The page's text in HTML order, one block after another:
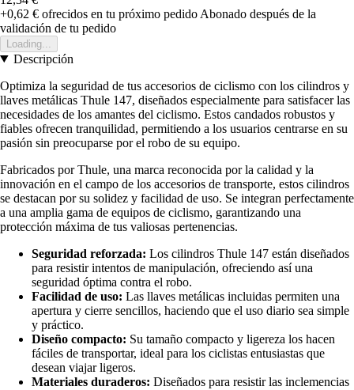
+0,62 € ofrecidos en tu próximo pedido Abonado después de la
validación de tu pedido
Loading...
Descripción
Optimiza la seguridad de tus accesorios de ciclismo con los cilindros y
llaves metálicas Thule 147, diseñados especialmente para satisfacer las
necesidades de los amantes del ciclismo. Estos candados robustos y
fiables ofrecen tranquilidad, permitiendo a los usuarios centrarse en su
pasión sin preocuparse por el robo de su equipo.
Fabricados por Thule, una marca reconocida por la calidad y la
innovación en el campo de los accesorios de transporte, estos cilindros
se destacan por su solidez y facilidad de uso. Se integran perfectamente
a una amplia gama de equipos de ciclismo, garantizando una
protección máxima de tus valiosas pertenencias.
Seguridad reforzada: Los cilindros Thule 147 están diseñados
para resistir intentos de manipulación, ofreciendo así una
seguridad óptima contra el robo.
Facilidad de uso: Las llaves metálicas incluidas permiten una
apertura y cierre sencillos, haciendo que el uso diario sea simple
y práctico.
Diseño compacto: Su tamaño compacto y ligereza los hacen
fáciles de transportar, ideal para los ciclistas entusiastas que
desean viajar ligeros.
Materiales duraderos: Diseñados para resistir las inclemencias